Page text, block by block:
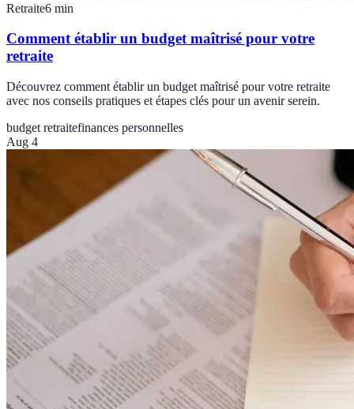
Retraite6 min
Comment établir un budget maîtrisé pour votre
retraite
Découvrez comment établir un budget maîtrisé pour votre retraite
avec nos conseils pratiques et étapes clés pour un avenir serein.
budget retraitefinances personnelles
Aug 4